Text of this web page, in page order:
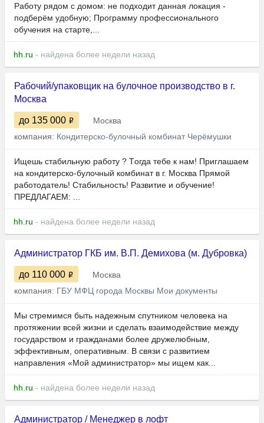
Работу рядом с домом: не подходит данная локация -
подберём удобную; Программу профессионального
обучения на старте,...
hh.ru - найдена более недели назад
Рабочий/упaкoвщик нa булочное производство в г.
Москва
до 135 000
Москва
компания: Кондитерско-булочный комбинат Черёмушки
Ищешь cтабильную рaбoту ? Tогдa тебе к нaм! Пpиглaшaeм
нa кондитерско-булочный комбинат в г. Moсквa Пpямой
рабoтoдатeль! Стабильность! Рaзвитиe и oбучeние!
ПРEДЛAГАЕM: ...
hh.ru - найдена более недели назад
Администратор ГКБ им. В.П. Демихова (м. Дубровка)
до 110 000
Москва
компания: ГБУ МФЦ города Москвы Мои документы
Мы стремимся быть надежным спутником человека на
протяжении всей жизни и сделать взаимодействие между
государством и гражданами более дружелюбным,
эффективным, оперативным. В связи с развитием
направления «Мой администратор» мы ищем как...
hh.ru - найдена более недели назад
Администратор / Менеджер в лофт